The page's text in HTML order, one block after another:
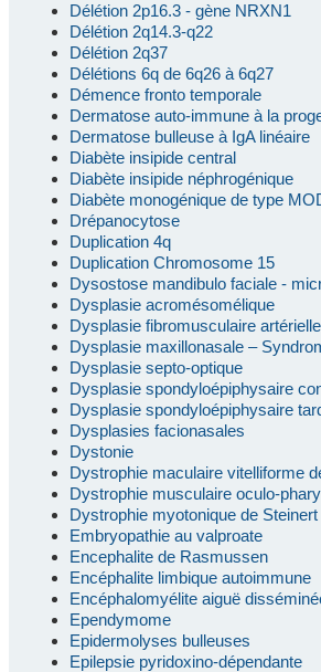
Délétion 2p16.3 - gène NRXN1
Délétion 2q14.3-q22
Délétion 2q37
Délétions 6q de 6q26 à 6q27
Démence fronto temporale
Dermatose auto-immune à la
Dermatose bulleuse à IgA linéaire
Diabète insipide central
Diabète insipide néphrogénique
Diabète monogénique de type
Drépanocytose
Duplication 4q
Duplication Chromosome 15
Dysostose mandibulo faciale -
Dysplasie acromésomélique
Dysplasie fibromusculaire artérielle
Dysplasie maxillonasale –
Dysplasie septo-optique
Dysplasie spondyloépiphysaire
Dysplasie spondyloépiphysaire
Dysplasies facionasales
Dystonie
Dystrophie maculaire vitelliforme
Dystrophie musculaire oculo-
Dystrophie myotonique de Steinert
Embryopathie au valproate
Encephalite de Rasmussen
Encéphalite limbique autoimmune
Encéphalomyélite aiguë
Ependymome
Epidermolyses bulleuses
Epilepsie pyridoxino-dépendante